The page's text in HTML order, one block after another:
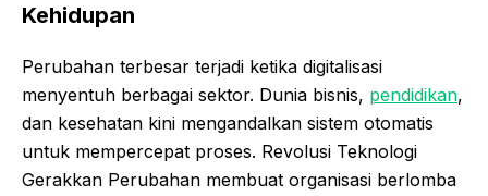
Kehidupan
Perubahan terbesar terjadi ketika digitalisasi
menyentuh berbagai sektor. Dunia bisnis, pendidikan,
dan kesehatan kini mengandalkan sistem otomatis
untuk mempercepat proses. Revolusi Teknologi
Gerakkan Perubahan membuat organisasi berlomba